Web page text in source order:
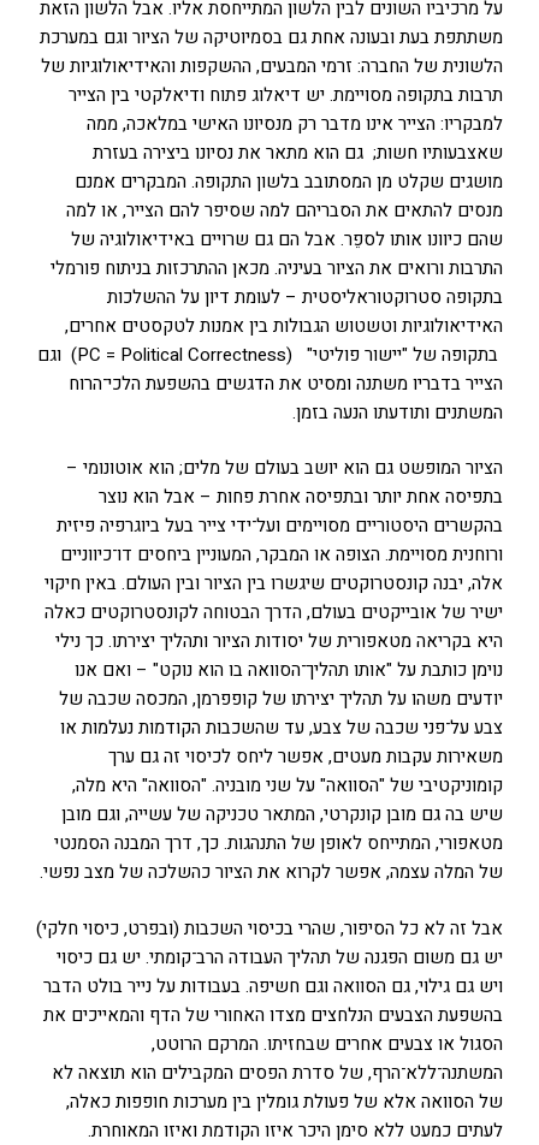
על מרכיביו השונים לבין הלשון המתייחסת אליו. אבל הלשון הזאת
משתתפת בעת ובעונה אחת גם בסמיוטיקה של הציור וגם במערכת
הלשונית של החברה: זרמי המבעים, ההשקפות והאידיאולוגיות של
תרבות בתקופה מסויימת. יש דיאלוג פתוח ודיאלקטי בין הצייר
למבקריו: הצייר אינו מדבר רק מנסיונו האישי במלאכה, ממה
שאצבעותיו חשות; גם הוא מתאר את נסיונו ביצירה בעזרת
מושגים שקלט מן המסתובב בלשון התקופה. המבקרים אמנם
מנסים להתאים את הסבריהם למה שסיפר להם הצייר, או למה
שהם כיוונו אותו לספֵר. אבל הם גם שרויים באידיאולוגיה של
התרבות ורואים את הציור בעיניה. מכאן ההתרכזות בניתוח פורמלי
בתקופה סטרוקטוראליסטית – לעומת דיון על ההשלכות
האידיאולוגיות וטשטוש הגבולות בין אמנות לטקסטים אחרים,
בתקופה של "יישור פוליטי" (PC = Political Correctness) וגם
הצייר בדבריו משתנה ומסיט את הדגשים בהשפעת הלכי־הרוח
המשתנים ותודעתו הנעה בזמן.
הציור המופשט גם הוא יושב בעולם של מלים; הוא אוטונומי –
בתפיסה אחת יותר ובתפיסה אחרת פחות – אבל הוא נוצר
בהקשרים היסטוריים מסויימים ועל־ידי צייר בעל ביוגרפיה פיזית
ורוחנית מסויימת. הצופה או המבקר, המעוניין ביחסים דו־כיווניים
אלה, יבנה קונסטרוקטים שיגשרו בין הציור ובין העולם. באין חיקוי
ישיר של אובייקטים בעולם, הדרך הבטוחה לקונסטרוקטים כאלה
היא בקריאה מטאפורית של יסודות הציור ותהליך יצירתו. כך נילי
נוימן כותבת על "אותו תהליך־הסוואה בו הוא נוקט" – ואם אנו
יודעים משהו על תהליך יצירתו של קופפרמן, המכסה שכבה של
צבע על־פני שכבה של צבע, עד שהשכבות הקודמות נעלמות או
משאירות עקבות מעטים, אפשר ליחס לכיסוי זה גם ערך
קומוניקטיבי של "הסוואה" על שני מובניה. "הסוואה" היא מלה,
שיש בה גם מובן קונקרטי, המתאר טכניקה של עשייה, וגם מובן
מטאפורי, המתייחס לאופן של התנהגות. כך, דרך המבנה הסמנטי
של המלה עצמה, אפשר לקרוא את הציור כהשלכה של מצב נפשי.
אבל זה לא כל הסיפור, שהרי בכיסוי השכבות (ובפרט, כיסוי חלקי)
יש גם משום הפגנה של תהליך העבודה הרב־קומתי. יש גם כיסוי
ויש גם גילוי, גם הסוואה וגם חשיפה. בעבודות על נייר בולט הדבר
בהשפעת הצבעים הנלחצים מצדו האחורי של הדף והמאייכים את
הסגול או צבעים אחרים שבחזיתו. המרקם הרוטט,
המשתנה־ללא־הרף, של סדרת הפסים המקבילים הוא תוצאה לא
של הסוואה אלא של פעולת גומלין בין מערכות חופפות כאלה,
לעתים כמעט ללא סימן היכר איזו הקודמת ואיזו המאוחרת.